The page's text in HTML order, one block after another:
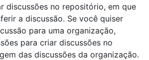
discussões no repositório, em que
a discussão. Se você quiser
para uma organização,
para criar discussões no
das discussões da organização.